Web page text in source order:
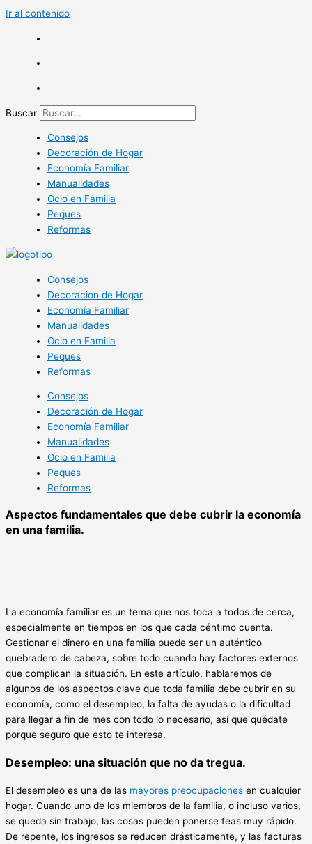
Ir al contenido
Buscar
Consejos
Decoración de Hogar
Economía Familiar
Manualidades
Ocio en Familia
Peques
Reformas
Consejos
Decoración de Hogar
Economía Familiar
Manualidades
Ocio en Familia
Peques
Reformas
Consejos
Decoración de Hogar
Economía Familiar
Manualidades
Ocio en Familia
Peques
Reformas
Aspectos fundamentales que debe cubrir la economía
en una familia.
La economía familiar es un tema que nos toca a todos de cerca,
especialmente en tiempos en los que cada céntimo cuenta.
Gestionar el dinero en una familia puede ser un auténtico
quebradero de cabeza, sobre todo cuando hay factores externos
que complican la situación. En este artículo, hablaremos de
algunos de los aspectos clave que toda familia debe cubrir en su
economía, como el desempleo, la falta de ayudas o la dificultad
para llegar a fin de mes con todo lo necesario, así que quédate
porque seguro que esto te interesa.
Desempleo: una situación que no da tregua.
El desempleo es una de las mayores preocupaciones en cualquier
hogar. Cuando uno de los miembros de la familia, o incluso varios,
se queda sin trabajo, las cosas pueden ponerse feas muy rápido.
De repente, los ingresos se reducen drásticamente, y las facturas